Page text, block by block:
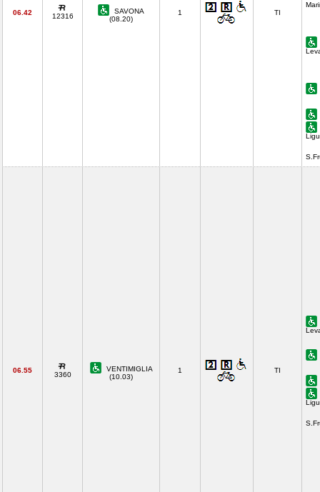
06.42 12316
SAVONA
(08.20)
1 TI
06.55
3360
VENTIMIGLIA
(10.03)
1 TI